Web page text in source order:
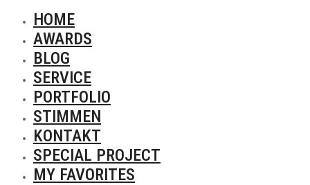
HOME
AWARDS
BLOG
SERVICE
PORTFOLIO
STIMMEN
KONTAKT
SPECIAL PROJECT
MY FAVORITES